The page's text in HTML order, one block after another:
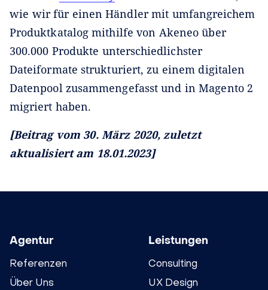
wie wir für einen Händler mit umfangreichem
Produktkatalog mithilfe von Akeneo über
300.000 Produkte unterschiedlichster
Dateiformate strukturiert, zu einem digitalen
Datenpool zusammengefasst und in Magento 2
migriert haben.
[Beitrag vom 30. März 2020, zuletzt
aktualisiert am 18.01.2023]
Agentur
Referenzen
Über Uns
Leistungen
Consulting
UX Design